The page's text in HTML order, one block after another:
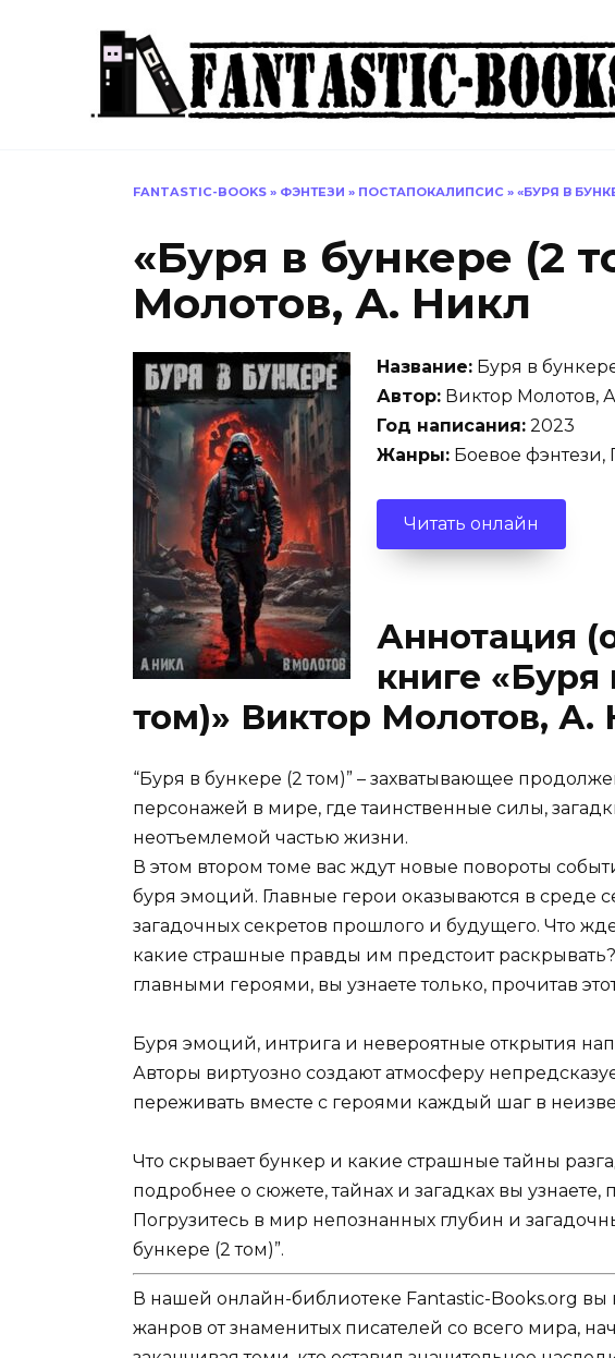
содержанию
FANTASTIC-BOOKS » ФЭНТЕЗИ » ПОСТАПОКАЛИПСИС » «БУРЯ В
«Буря в бункере (2
Молотов, А. Никл
Название: Буря в
Автор: Виктор Молотов,
Год написания: 2023
Жанры: Боевое
Читать онлайн
Аннотация
книге «Буря
том)» Виктор Молотов, А.
“Буря в бункере (2 том)” – захватывающее
персонажей в мире, где таинственные силы,
неотъемлемой частью жизни.
В этом втором томе вас ждут новые повороты
буря эмоций. Главные герои оказываются в среде
загадочных секретов прошлого и будущего. Что
какие страшные правды им предстоит
главными героями, вы узнаете только, прочитав
Буря эмоций, интрига и невероятные открытия
Авторы виртуозно создают атмосферу
переживать вместе с героями каждый шаг в
Что скрывает бункер и какие страшные тайны
подробнее о сюжете, тайнах и загадках вы
Погрузитесь в мир непознанных глубин и
бункере (2 том)”.
В нашей онлайн-библиотеке Fantastic-Books.org вы
жанров от знаменитых писателей со всего мира,